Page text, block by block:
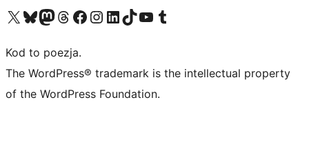
Odwiedź nasze konto X (dawniej Twitter)
Odwiedź nasze konto Bluesky
Odwiedź nasze konto na Mastodoncie
Odwiedź naszego Threadsa
Odwiedź naszego Facebooka
Odwiedź nasze konto na Instagramie
Odwiedź nasze konto na LinkedIn
Odwiedź naszego TikToka
Odwiedź nasz kanał YouTube
Odwiedź naszego Tumblra
Kod to poezja.
The WordPress® trademark is the intellectual property
of the WordPress Foundation.